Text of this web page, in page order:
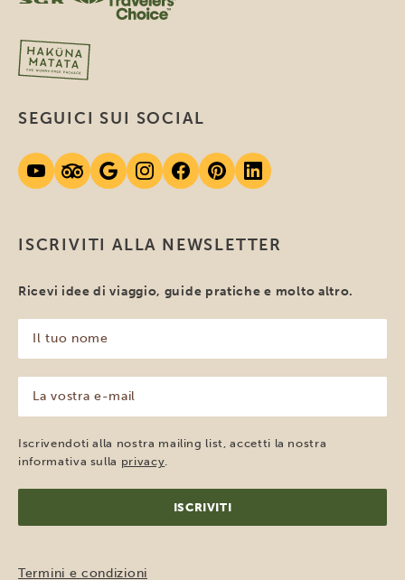
ISCRIVITI ALLA NEWSLETTER
Ricevi idee di viaggio, guide pratiche e molto altro.
tuo
nome
(Obbligatorio)
vostra
e-
mail
(Obbligatorio)
Iscrivendoti alla nostra mailing list, accetti la nostra
informativa sulla privacy.
SEGUICI SUI SOCIAL
Termini e condizioni